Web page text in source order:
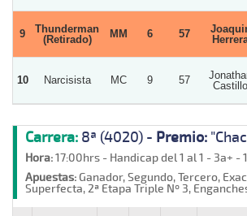
9
Thunderman
(Retirado)
MM 6 57
10 Narcisista MC 9 57
Castillo
Carrera: 8ª (4020) - Premio:
Hora:17:00hrs - Handicap del 1 al 1 - 3a+ -
Apuestas:Ganador, Segundo, Tercero,
Superfecta, 2ª Etapa Triple Nº 3,